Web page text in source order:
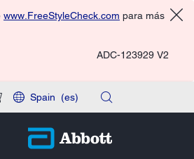
www.FreeStyleCheck.com para más
ADC-123929 V2
Spain (es)